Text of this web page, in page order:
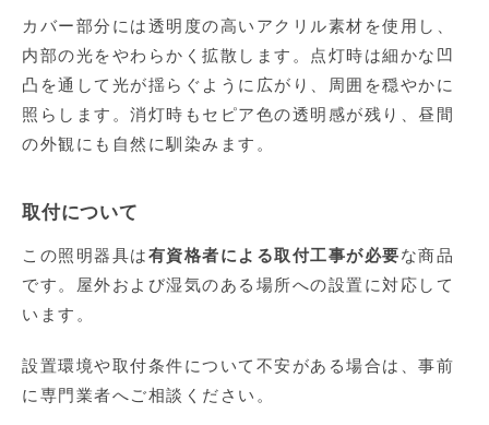
カバー部分には透明度の高いアクリル素材を使用し、
内部の光をやわらかく拡散します。点灯時は細かな凹
凸を通して光が揺らぐように広がり、周囲を穏やかに
照らします。消灯時もセピア色の透明感が残り、昼間
の外観にも自然に馴染みます。
取付について
この照明器具は有資格者による取付工事が必要な商品
です。屋外および湿気のある場所への設置に対応して
います。
設置環境や取付条件について不安がある場合は、事前
に専門業者へご相談ください。